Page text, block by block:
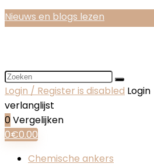
Nieuws en blogs lezen
Login / Register is disabled Login
verlanglijst
0Vergelijken
0€0.00
Chemische ankers